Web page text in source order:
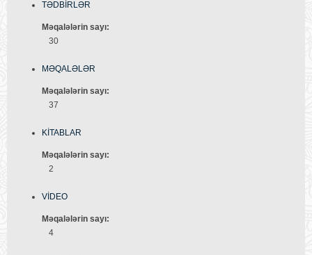
TƏDBİRLƏR
Məqalələrin sayı:
30
MƏQALƏLƏR
Məqalələrin sayı:
37
KİTABLAR
Məqalələrin sayı:
2
VİDEO
Məqalələrin sayı:
4